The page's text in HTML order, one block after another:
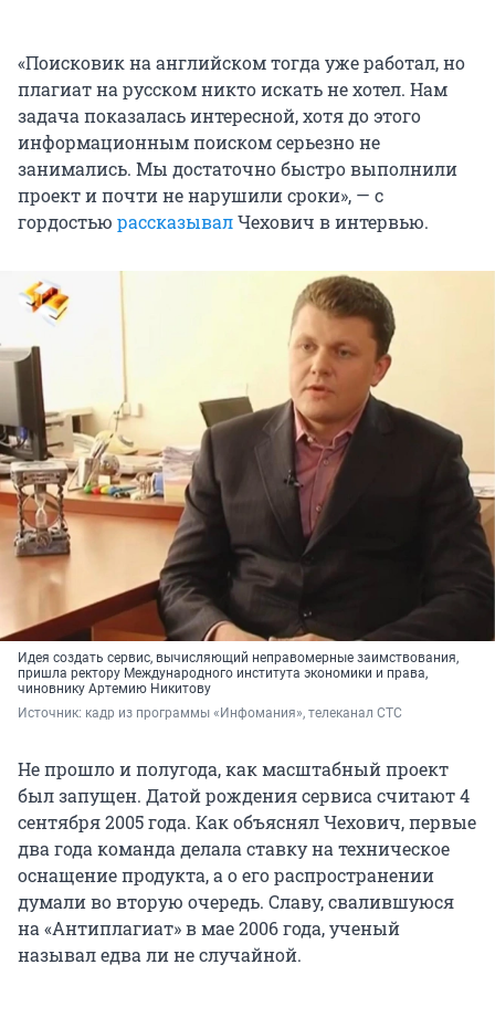
«Поисковик на английском тогда уже работал, но
плагиат на русском никто искать не хотел. Нам
задача показалась интересной, хотя до этого
информационным поиском серьезно не
занимались. Мы достаточно быстро выполнили
проект и почти не нарушили сроки», — с
гордостью рассказывалЧехович в интервью.
Идея создать сервис, вычисляющий неправомерные заимствования,
пришла ректору Международного института экономики и права,
чиновнику Артемию Никитову
Источник: кадр из программы «Инфомания», телеканал СТС
Не прошло и полугода, как масштабный проект
был запущен. Датой рождения сервиса считают 4
сентября 2005 года. Как объяснял Чехович, первые
два года команда делала ставку на техническое
оснащение продукта, а о его распространении
думали во вторую очередь. Славу, свалившуюся
на «Антиплагиат» в мае 2006 года, ученый
называл едва ли не случайной.